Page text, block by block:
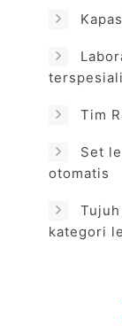
Tim
Set
otomatis
kategori